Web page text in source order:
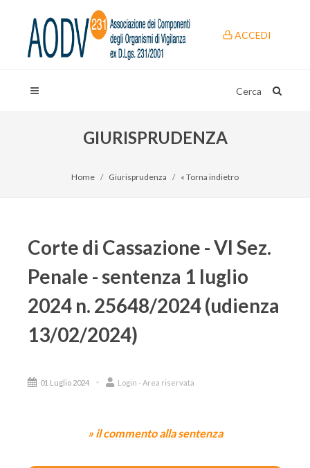
ACCEDI
Cerca
GIURISPRUDENZA
Home Giurisprudenza « Torna indietro
Corte di Cassazione - VI Sez.
Penale - sentenza 1 luglio
2024 n. 25648/2024 (udienza
13/02/2024)
01 Luglio 2024 Login - Area riservata
» il commento alla sentenza